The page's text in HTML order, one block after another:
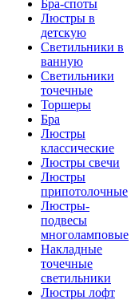
Бра-споты
Люстры в
детскую
Светильники в
ванную
Светильники
точечные
Торшеры
Бра
Люстры
классические
Люстры свечи
Люстры
припотолочные
Люстры-
подвесы
многоламповые
Накладные
точечные
светильники
Люстры лофт